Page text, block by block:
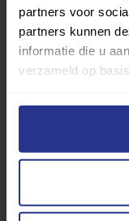
partners voor
partners kunnen
informatie die u
verzameld op